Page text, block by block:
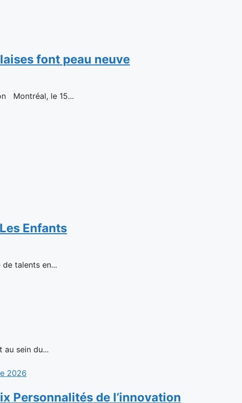
font peau neuve
Montréal, le 15...
Enfants
talents en...
au sein du...
Personnalités de l’innovation